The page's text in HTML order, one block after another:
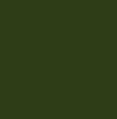
Questing
questing gry
Quest
quest na